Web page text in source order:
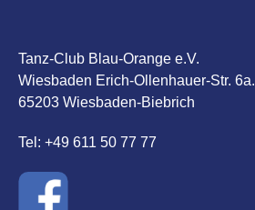
Tanz-Club Blau-Orange e.V.
Wiesbaden Erich-Ollenhauer-Str. 6a.
65203 Wiesbaden-Biebrich
Tel: +49 611 50 77 77